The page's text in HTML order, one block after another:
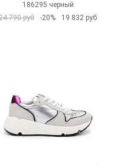
186295 черный
790 руб
-20% 19 832 руб